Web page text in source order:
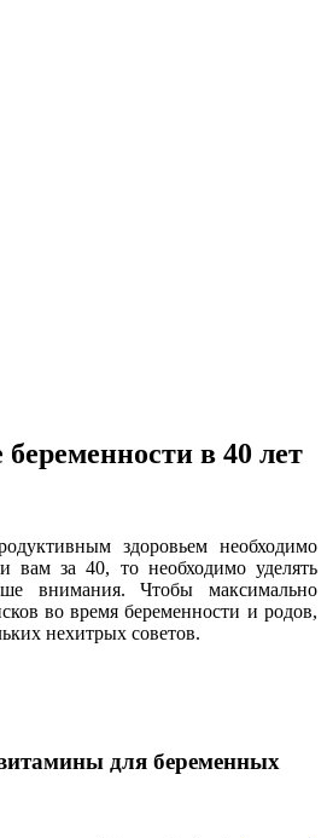
в 40 лет
здоровьем необходимо
за 40, то необходимо уделять
внимания. Чтобы максимально
во время беременности и родов,
нехитрых советов.
для беременных